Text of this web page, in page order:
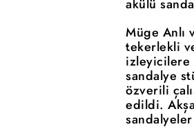
akülü
Müge Anlı
tekerlekli
izleyicilere
sandalye
özverili
edildi.